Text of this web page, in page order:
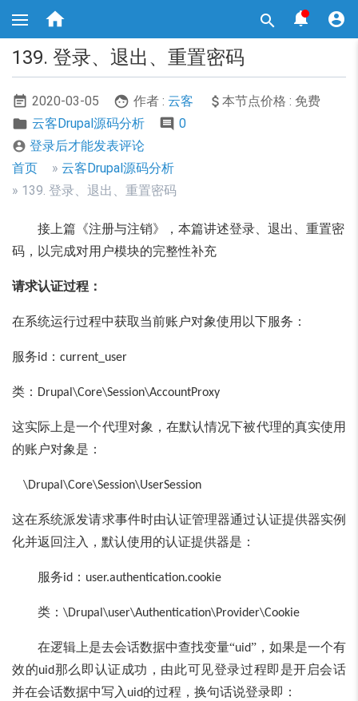
转
容
 


139. 登录、退出、重置密码
2020-03-05 作者 : 云客
本节点价格 : 免费
云客Drupal源码分析
0
 登录后才能发表评论
面
包
导
航
首页
云客Drupal源码分析
139. 登录、退出、重置密码
接上篇《注册与注销》，本篇讲述登录、退出、重置密
码，以完成对用户模块的完整性补充
请求认证过程：
在系统运行过程中获取当前账户对象使用以下服务：
服务id ： current_user
类： Drupal\Core\Session\AccountProxy
这实际上是一个代理对象，在默认情况下被代理的真实使用
的账户对象是：
\Drupal\Core\Session\UserSession
这在系统派发请求事件时由认证管理器通过认证提供器实例
化并返回注入，默认使用的认证提供器是：
服务id ： user.authentication.cookie
类： \Drupal\user\Authentication\Provider\Cookie
在逻辑上是去会话数据中查找变量“uid”，如果是一个有
效的uid那么即认证成功，由此可见登录过程即是开启会话
并在会话数据中写入 uid的过程，换句话说登录即：